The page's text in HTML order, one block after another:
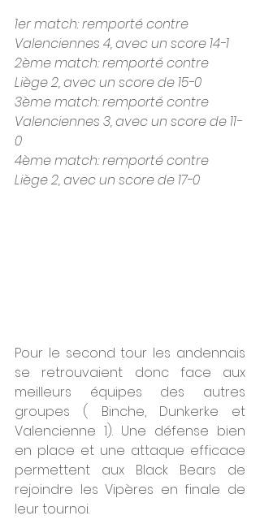
1er match: remporté contre
Valenciennes 4, avec un score 14-1
2ème match: remporté contre
Liège 2, avec un score de 15-0
3ème match: remporté contre
Valenciennes 3, avec un score de 11-
0
4ème match: remporté contre
Liège 2, avec un score de 17-0
Pour le second tour les andennais
se retrouvaient donc face aux
meilleurs équipes des autres
groupes ( Binche, Dunkerke et
Valencienne 1). Une défense bien
en place et une attaque efficace
permettent aux Black Bears de
rejoindre les Vipères en finale de
leur tournoi.